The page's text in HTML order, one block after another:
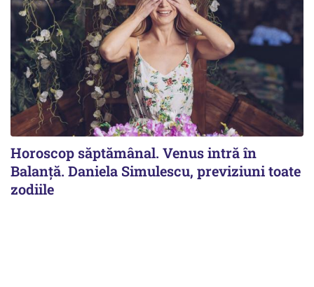
Horoscop săptămânal. Venus intră în
Balanță. Daniela Simulescu, previziuni toate
zodiile